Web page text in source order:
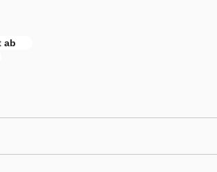
ab